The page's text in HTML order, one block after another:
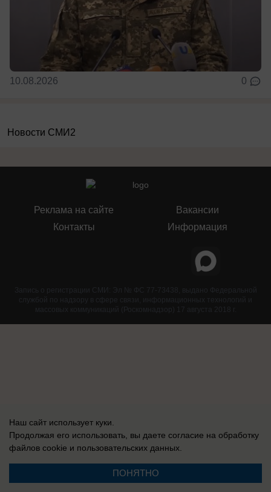
10.08.2026 0
Новости СМИ2
Реклама на сайте
Контакты
Вакансии
Информация
Запись о регистрации СМИ: Эл № ФС 77-73438, выдано Федеральной
службой по надзору в сфере связи, информационных технологий и
массовых коммуникаций (Роскомнадзор) 17 августа 2018 г.
Наш сайт использует куки.
Продолжая его использовать, вы даете согласие на обработку
файлов cookie и пользовательских данных.
ПОНЯТНО